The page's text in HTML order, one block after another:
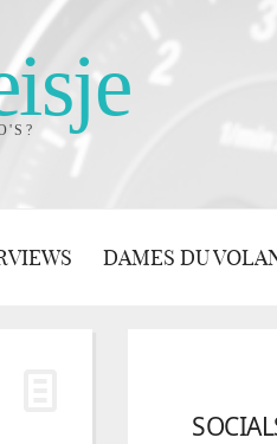
DAMES DU